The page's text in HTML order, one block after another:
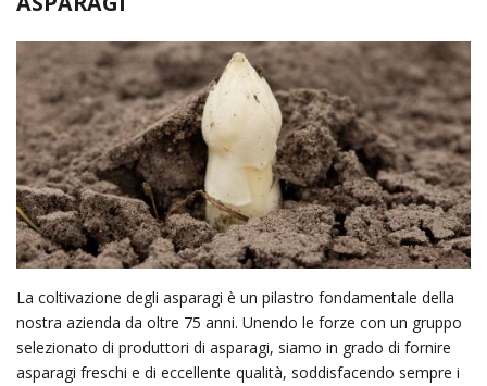
La coltivazione degli asparagi è un pilastro fondamentale della
nostra azienda da oltre 75 anni. Unendo le forze con un gruppo
selezionato di produttori di asparagi, siamo in grado di fornire
asparagi freschi e di eccellente qualità, soddisfacendo sempre i